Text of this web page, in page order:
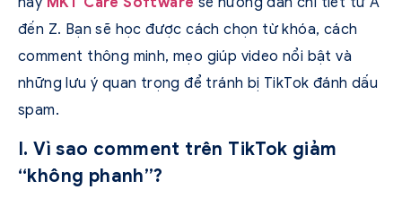
đến Z. Bạn sẽ học được cách chọn từ khóa, cách
comment thông minh, mẹo giúp video nổi bật và
những lưu ý quan trọng để tránh bị TikTok đánh dấu
spam.
I. Vì sao comment trên TikTok giảm
“không phanh”?